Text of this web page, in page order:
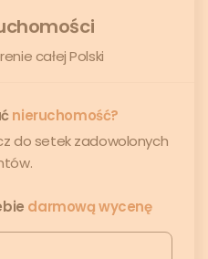
całej Polski
nieruchomość?
do setek zadowolonych
darmową wycenę